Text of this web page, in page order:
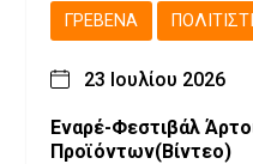
ΓΡΕΒΕΝΆ
23 Ιουλίου 2026
Εναρέ-Φεστιβάλ
Προϊόντων(Βίντεο)